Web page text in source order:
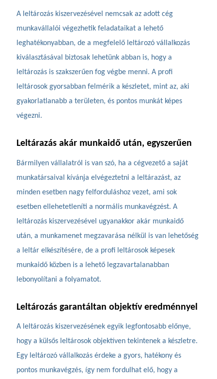
A leltározás kiszervezésével nemcsak az adott cég
munkavállalói végezhetik feladataikat a lehető
leghatékonyabban, de a megfelelő leltározó vállalkozás
kiválasztásával biztosak lehetünk abban is, hogy a
leltározás is szakszerűen fog végbe menni. A profi
leltárosok gyorsabban felmérik a készletet, mint az, aki
gyakorlatlanabb a területen, és pontos munkát képes
végezni.
Leltárazás akár munkaidő után, egyszerűen
Bármilyen vállalatról is van szó, ha a cégvezető a saját
munkatársaival kívánja elvégeztetni a leltárazást, az
minden esetben nagy felforduláshoz vezet, ami sok
esetben ellehetetleníti a normális munkavégzést. A
leltározás kiszervezésével ugyanakkor akár munkaidő
után, a munkamenet megzavarása nélkül is van lehetőség
a leltár elkészítésére, de a profi leltárosok képesek
munkaidő közben is a lehető legzavartalanabban
lebonyolítani a folyamatot.
Leltározás garantáltan objektív eredménnyel
A leltározás kiszervezésének egyik legfontosabb előnye,
hogy a külsős leltárosok objektíven tekintenek a készletre.
Egy leltározó vállalkozás érdeke a gyors, hatékony és
pontos munkavégzés, így nem fordulhat elő, hogy a